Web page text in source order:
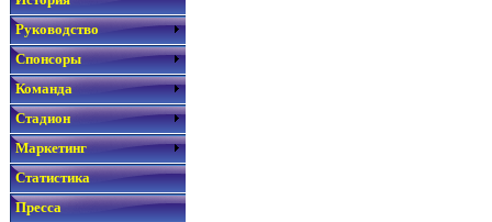
Руководство
Спонсоры
Команда
Стадион
Маркетинг
Статистика
Пресса